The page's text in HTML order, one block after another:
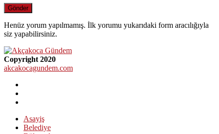
Henüz yorum yapılmamış. İlk yorumu yukarıdaki form aracılığıyla
siz yapabilirsiniz.
Copyright 2020
akcakocagundem.com
Asayiş
Belediye